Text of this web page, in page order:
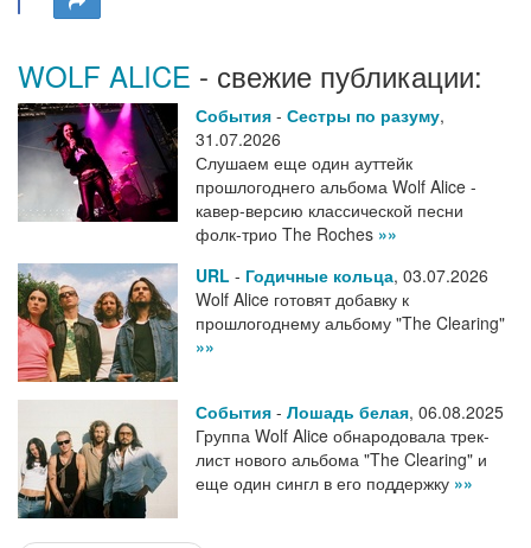
WOLF ALICE - свежие публикации:
События - Сестры по разуму,
31.07.2026
Слушаем еще один ауттейк
прошлогоднего альбома Wolf Alice -
кавер-версию классической песни
фолк-трио The Roches »»
URL - Годичные кольца, 03.07.2026
Wolf Alice готовят добавку к
прошлогоднему альбому "The Clearing"
»»
События - Лошадь белая, 06.08.2025
Группа Wolf Alice обнародовала трек-
лист нового альбома "The Clearing" и
еще один сингл в его поддержку »»